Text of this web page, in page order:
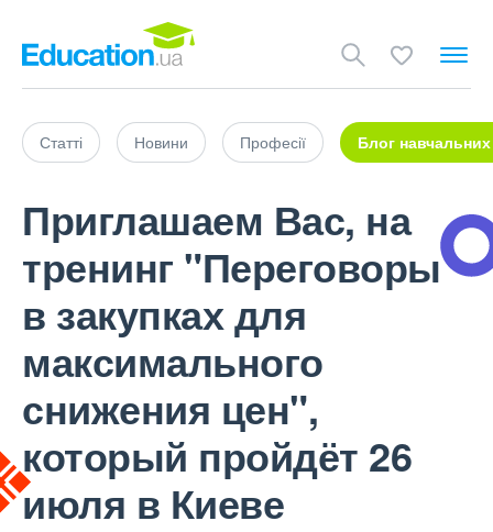
Статті Новини Професії Блог навчальних
Приглашаем Вас, на
тренинг "Переговоры
в закупках для
максимального
снижения цен",
который пройдёт 26
июля в Киеве